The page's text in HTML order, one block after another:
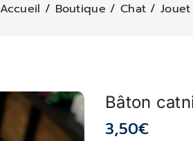
Accueil / Boutique / Chat /
Bâton
3,50€